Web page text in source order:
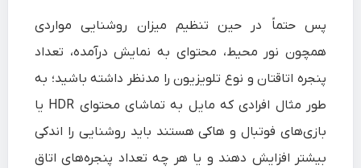
پس حتماً در حین تنظیم میزان روشنایی مواردی
همچون نور محیط، محتوای به نمایش درآمده، تعداد
پنجره اتاقتان و نوع تلویزیون را مدنظر داشته باشید؛ به
طور مثال افرادی که مایل به تماشای محتوای HDR یا
بازی‌های فوتبال و هاکی هستند باید روشنایی را اندکی
بیشتر افزایش دهند و یا هر چه تعداد پنجره‌های اتاق